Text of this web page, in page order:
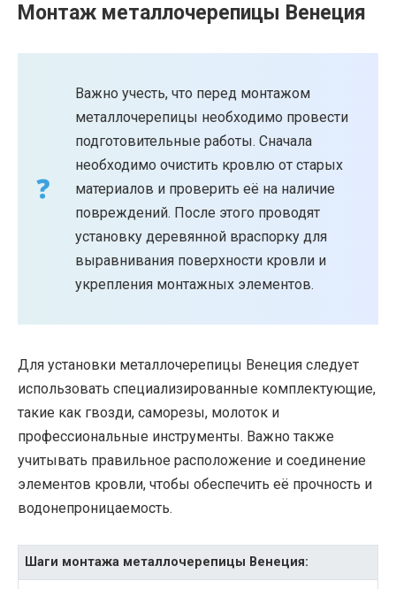
Монтаж металлочерепицы Венеция
Важно учесть, что перед монтажом
металлочерепицы необходимо провести
подготовительные работы. Сначала
необходимо очистить кровлю от старых
материалов и проверить её на наличие
повреждений. После этого проводят
установку деревянной враспорку для
выравнивания поверхности кровли и
укрепления монтажных элементов.
Для установки металлочерепицы Венеция следует
использовать специализированные комплектующие,
такие как гвозди, саморезы, молоток и
профессиональные инструменты. Важно также
учитывать правильное расположение и соединение
элементов кровли, чтобы обеспечить её прочность и
водонепроницаемость.
Шаги монтажа металлочерепицы Венеция: